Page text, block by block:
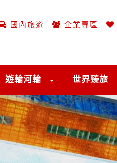
國內旅遊 企業專區
遊輪河輪 世界臻旅